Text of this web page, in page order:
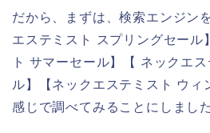
だから、まずは、検索エンジン
エステミスト スプリングセール
ト サマーセール】【 ネックエ
ル】【ネックエステミスト ウィ
感じで調べてみることにしました